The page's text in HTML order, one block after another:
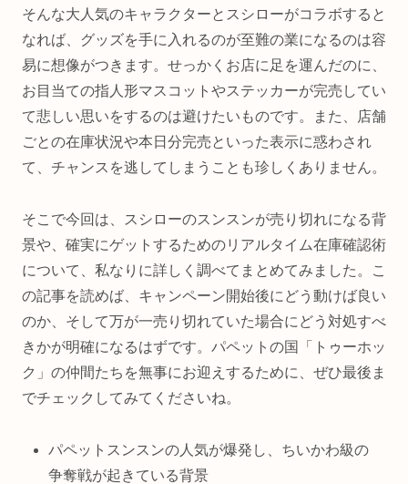
そんな大人気のキャラクターとスシローがコラボすると
なれば、グッズを手に入れるのが至難の業になるのは容
易に想像がつきます。せっかくお店に足を運んだのに、
お目当ての指人形マスコットやステッカーが完売してい
て悲しい思いをするのは避けたいものです。また、店舗
ごとの在庫状況や本日分完売といった表示に惑わされ
て、チャンスを逃してしまうことも珍しくありません。
そこで今回は、スシローのスンスンが売り切れになる背
景や、確実にゲットするためのリアルタイム在庫確認術
について、私なりに詳しく調べてまとめてみました。こ
の記事を読めば、キャンペーン開始後にどう動けば良い
のか、そして万が一売り切れていた場合にどう対処すべ
きかが明確になるはずです。パペットの国「トゥーホッ
ク」の仲間たちを無事にお迎えするために、ぜひ最後ま
でチェックしてみてくださいね。
パペットスンスンの人気が爆発し、ちいかわ級の
争奪戦が起きている背景